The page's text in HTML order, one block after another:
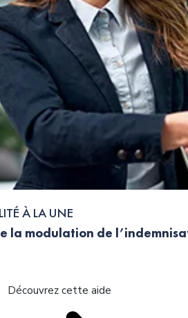
À LA UNE
la modulation de
Découvrez cette aide